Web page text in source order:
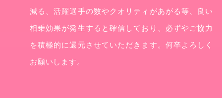
減る、活躍選手の数やクオリティがあがる等、良い
相乗効果が発生すると確信しており、必ずやご協力
を積極的に還元させていただきます。何卒よろしく
お願いします。